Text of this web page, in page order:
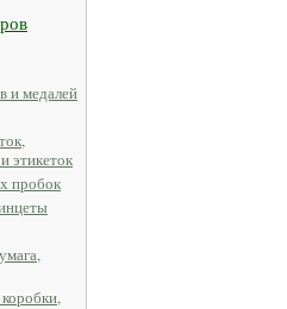
и медалей
этикеток
пробок